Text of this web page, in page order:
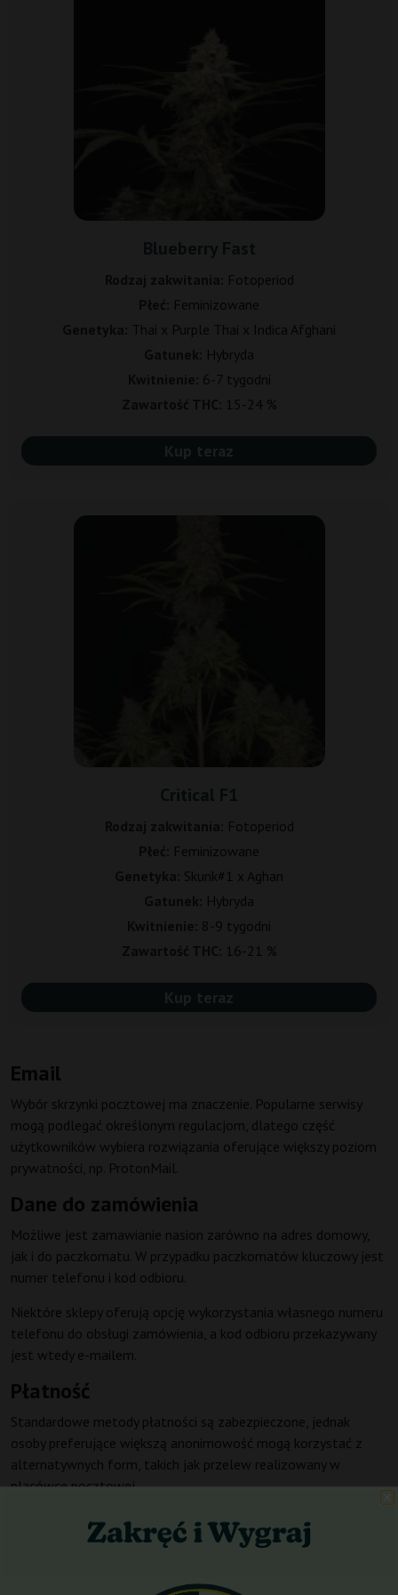
Fotoperiod
Feminizowane
Thai x Purple Thai x Indica Afghani
Hybryda
6-7 tygodni
15-24 %
Kup teraz
Fotoperiod
Feminizowane
Skunk#1 x Aghan
Hybryda
8-9 tygodni
16-21 %
Kup teraz
Email
Wybór skrzynki pocztowej ma znaczenie. Popularne serwisy
mogą podlegać określonym regulacjom, dlatego część
użytkowników wybiera rozwiązania oferujące większy poziom
prywatności, np. ProtonMail.
Dane do zamówienia
Możliwe jest zamawianie nasion zarówno na adres domowy,
jak i do paczkomatu. W przypadku paczkomatów kluczowy jest
numer telefonu i kod odbioru.
Niektóre sklepy oferują opcję wykorzystania własnego numeru
telefonu do obsługi zamówienia, a kod odbioru przekazywany
jest wtedy e-mailem.
Płatność
Standardowe metody płatności są zabezpieczone, jednak
osoby preferujące większą anonimowość mogą korzystać z
alternatywnych form, takich jak przelew realizowany w
placówce pocztowej.
Po zamówieniu
Najlepiej zachować dyskrecję i nie udostępniać informacji o